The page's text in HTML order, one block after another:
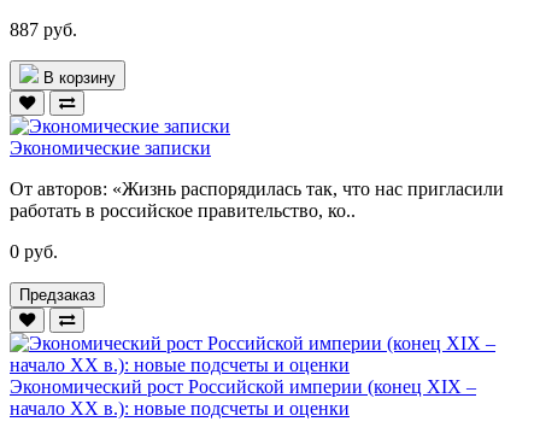
887 руб.
В корзину
Экономические записки
От авторов: «Жизнь распорядилась так, что нас пригласили
работать в российское правительство, ко..
0 руб.
Предзаказ
Экономический рост Российской империи (конец XIX –
начало XX в.): новые подсчеты и оценки